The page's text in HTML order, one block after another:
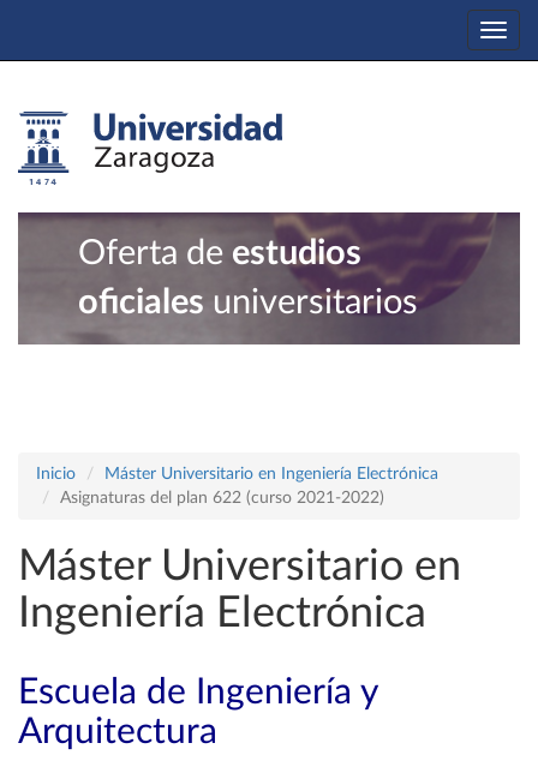
Oferta de estudios
oficiales universitarios
Inicio
Máster Universitario en Ingeniería Electrónica
Asignaturas del plan 622 (curso 2021-2022)
Máster Universitario en
Ingeniería Electrónica
Escuela de Ingeniería y
Arquitectura